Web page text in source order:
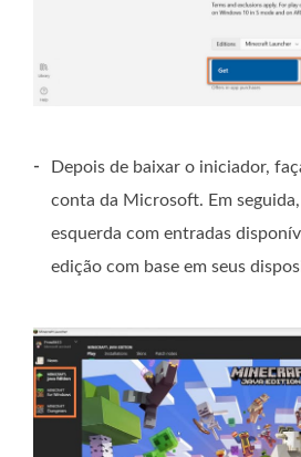
-
Depois de baixar o iniciador,
conta da Microsoft. Em
esquerda com entradas
edição com base em seus